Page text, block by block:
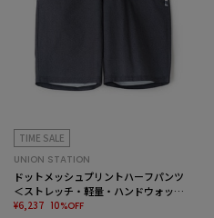
TIME SALE
UNION STATION
ドットメッシュプリントハーフパンツ
＜ストレッチ・軽量・ハンドウォッシ
ャブル・通気性＞
¥6,237 10%OFF